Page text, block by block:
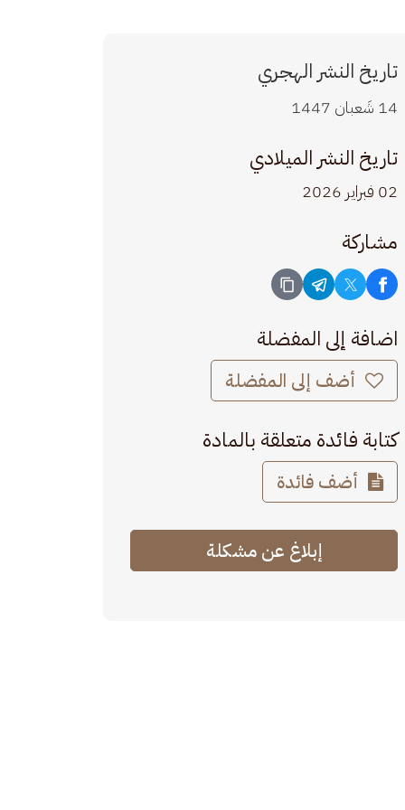
تاريخ النشر الهجري
14 شَعبان 1447
تاريخ النشر الميلادي
02 فبراير 2026
مشاركة
اضافة إلى المفضلة
أضف إلى المفضلة
كتابة فائدة متعلقة بالمادة
أضف فائدة
إبلاغ عن مشكلة